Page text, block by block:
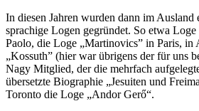
In diesen Jahren wurden dann im Ausland
sprachige Logen gegründet. So etwa
Paolo, die Loge „Martinovics” in Paris, in
„Kossuth” (hier war übrigens der für uns
Nagy Mitglied, der die mehrfach
übersetzte Biographie „Jesuiten und
Toronto die Loge „Andor Gerő“.